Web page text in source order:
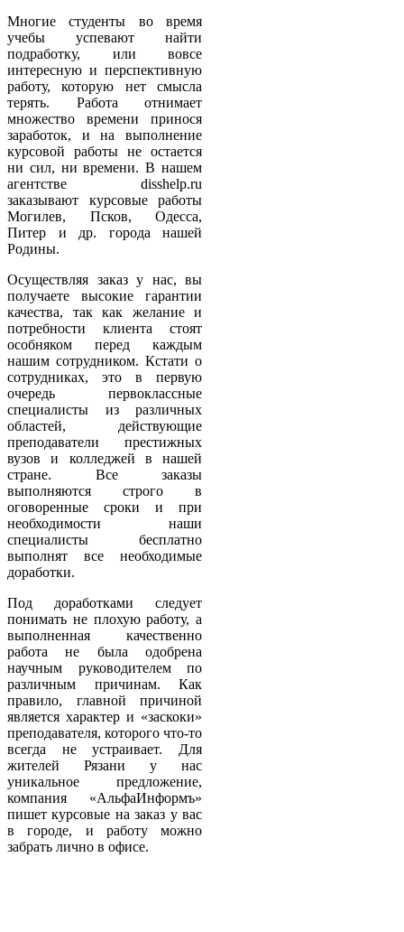
Многие студенты во время
учебы успевают найти
подработку, или вовсе
интересную и перспективную
работу, которую нет смысла
терять. Работа отнимает
множество времени принося
заработок, и на выполнение
курсовой работы не остается
ни сил, ни времени. В нашем
агентстве disshelp.ru
заказывают курсовые работы
Могилев, Псков, Одесса,
Питер и др. города нашей
Родины.
Осуществляя заказ у нас, вы
получаете высокие гарантии
качества, так как желание и
потребности клиента стоят
особняком перед каждым
нашим сотрудником. Кстати о
сотрудниках, это в первую
очередь первоклассные
специалисты из различных
областей, действующие
преподаватели престижных
вузов и колледжей в нашей
стране. Все заказы
выполняются строго в
оговоренные сроки и при
необходимости наши
специалисты бесплатно
выполнят все необходимые
доработки.
Под доработками следует
понимать не плохую работу, а
выполненная качественно
работа не была одобрена
научным руководителем по
различным причинам. Как
правило, главной причиной
является характер и «заскоки»
преподавателя, которого что-то
всегда не устраивает. Для
жителей Рязани у нас
уникальное предложение,
компания «АльфаИнформъ»
пишет курсовые на заказ у вас
в городе, и работу можно
забрать лично в офисе.